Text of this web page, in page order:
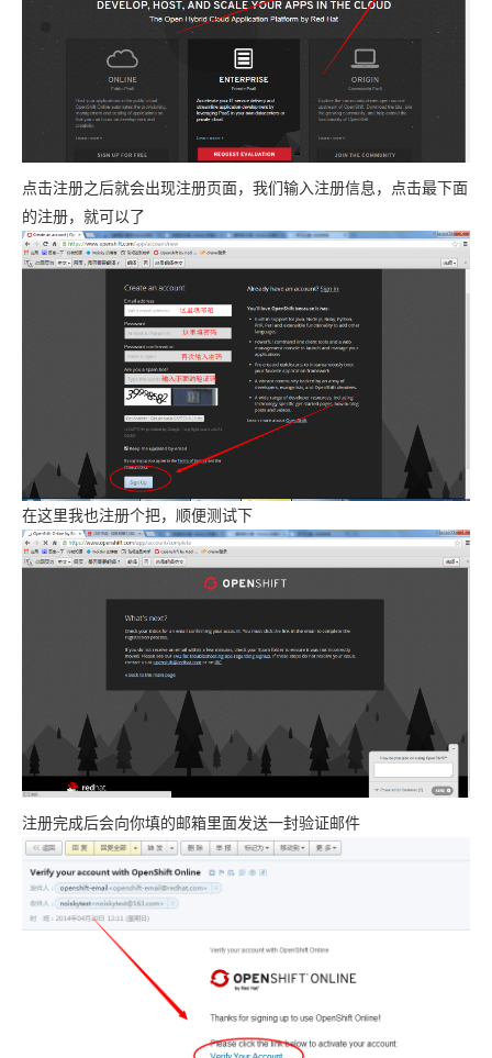
点击注册之后就会出现注册页面，我们输入注册信息，点击最下面
的注册，就可以了
在这里我也注册个把，顺便测试下
注册完成后会向你填的邮箱里面发送一封验证邮件